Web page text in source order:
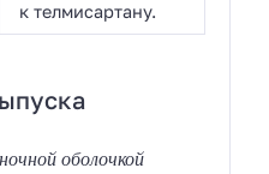
к телмисартану.
оболочкой